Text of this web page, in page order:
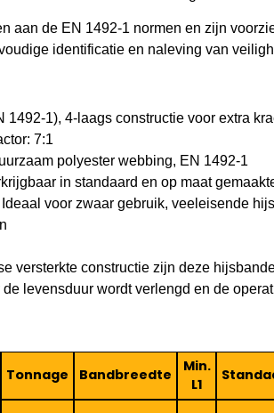
aan de EN 1492-1 normen en zijn
identificatie en naleving van
1492-1), 4-laags constructie voor extra
7:1
polyester webbing, EN 1492-1
in standaard en op maat
voor zwaar gebruik, veeleisende
versterkte constructie zijn deze
levensduur wordt verlengd en de
Tonnage Bandbreedte
Min.
L1